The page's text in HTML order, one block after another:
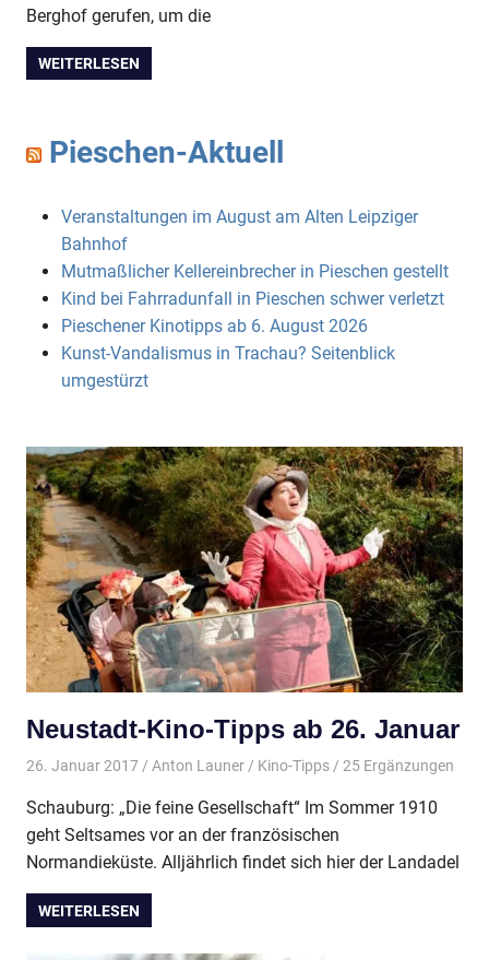
Berghof gerufen, um die
WEITERLESEN
Pieschen-Aktuell
Veranstaltungen im August am Alten Leipziger
Bahnhof
Mutmaßlicher Kellereinbrecher in Pieschen gestellt
Kind bei Fahrradunfall in Pieschen schwer verletzt
Pieschener Kinotipps ab 6. August 2026
Kunst-Vandalismus in Trachau? Seitenblick
umgestürzt
Neustadt-Kino-Tipps ab 26. Januar
26. Januar 2017 Anton Launer Kino-Tipps/ 25 Ergänzungen
Schauburg: „Die feine Gesellschaft“ Im Sommer 1910
geht Seltsames vor an der französischen
Normandieküste. Alljährlich findet sich hier der Landadel
WEITERLESEN